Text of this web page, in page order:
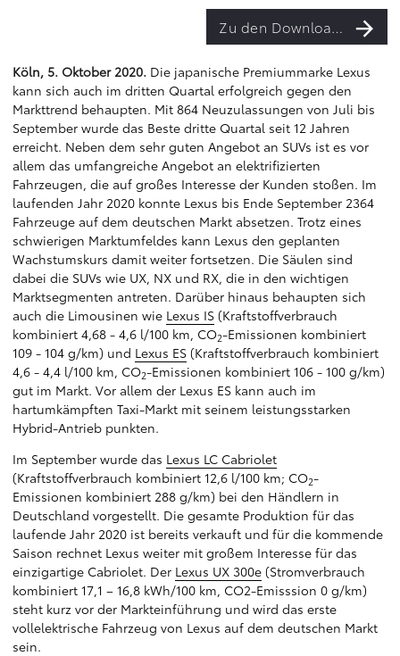
Zu den Downloads
Köln, 5. Oktober 2020. Die japanische Premiummarke Lexus
kann sich auch im dritten Quartal erfolgreich gegen den
Markttrend behaupten. Mit 864 Neuzulassungen von Juli bis
September wurde das Beste dritte Quartal seit 12 Jahren
erreicht. Neben dem sehr guten Angebot an SUVs ist es vor
allem das umfangreiche Angebot an elektrifizierten
Fahrzeugen, die auf großes Interesse der Kunden stoßen. Im
laufenden Jahr 2020 konnte Lexus bis Ende September 2364
Fahrzeuge auf dem deutschen Markt absetzen. Trotz eines
schwierigen Marktumfeldes kann Lexus den geplanten
Wachstumskurs damit weiter fortsetzen. Die Säulen sind
dabei die SUVs wie UX, NX und RX, die in den wichtigen
Marktsegmenten antreten. Darüber hinaus behaupten sich
auch die Limousinen wie Lexus IS (Kraftstoffverbrauch
kombiniert 4,68 - 4,6 l/100 km, CO2-Emissionen kombiniert
109 - 104 g/km) und Lexus ES (Kraftstoffverbrauch kombiniert
4,6 - 4,4 l/100 km, CO2-Emissionen kombiniert 106 - 100 g/km)
gut im Markt. Vor allem der Lexus ES kann auch im
hartumkämpften Taxi-Markt mit seinem leistungsstarken
Hybrid-Antrieb punkten.
Im September wurde das Lexus LC Cabriolet
(Kraftstoffverbrauch kombiniert 12,6 l/100 km; CO2-
Emissionen kombiniert 288 g/km) bei den Händlern in
Deutschland vorgestellt. Die gesamte Produktion für das
laufende Jahr 2020 ist bereits verkauft und für die kommende
Saison rechnet Lexus weiter mit großem Interesse für das
einzigartige Cabriolet. Der Lexus UX 300e (Stromverbrauch
kombiniert 17,1 – 16,8 kWh/100 km, CO2-Emisssion 0 g/km)
steht kurz vor der Markteinführung und wird das erste
vollelektrische Fahrzeug von Lexus auf dem deutschen Markt
sein.